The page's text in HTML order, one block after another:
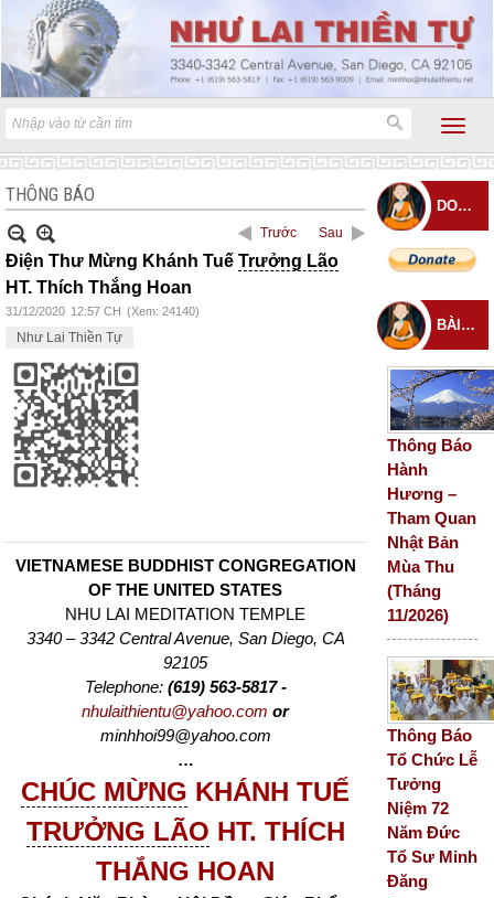
THÔNG BÁO
Trước Sau
Điện Thư Mừng Khánh Tuế Trưởng Lão
HT. Thích Thắng Hoan
31/12/2020 12:57 CH (Xem: 24140)
Như Lai Thiền Tự
VIETNAMESE BUDDHIST CONGREGATION
OF THE UNITED STATES
NHU LAI MEDITATION TEMPLE
3340 – 3342 Central Avenue, San Diego, CA
92105
Telephone: (619) 563-5817 -
nhulaithientu@yahoo.com or
minhhoi99@yahoo.com
…
CHÚC MỪNG KHÁNH TUẾ
TRƯỞNG LÃO HT. THÍCH
THẮNG HOAN
DONATE
BÀI ĐĂNG MỚI
Thông Báo
Hành
Hương –
Tham Quan
Nhật Bản
Mùa Thu
(Tháng
11/2026)
Thông Báo
Tổ Chức Lễ
Tưởng
Niệm 72
Năm Đức
Tổ Sư Minh
Đăng